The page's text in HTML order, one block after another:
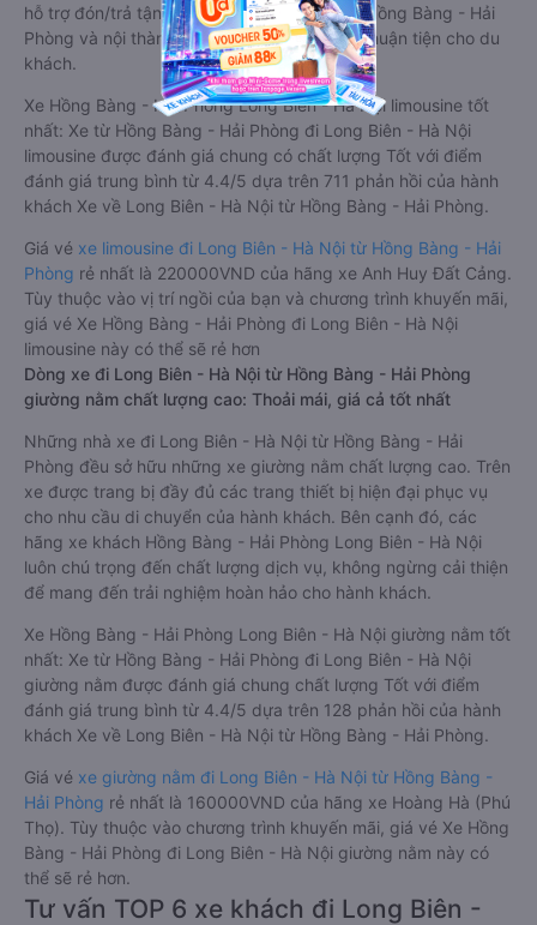
hỗ trợ đón/trả tận nơi miễn phí tại nội thành Hồng Bàng - Hải
Phòng và nội thành Long Biên - Hà Nội, rất thuận tiện cho du
khách.
Xe Hồng Bàng - Hải Phòng Long Biên - Hà Nội limousine tốt
nhất: Xe từ Hồng Bàng - Hải Phòng đi Long Biên - Hà Nội
limousine được đánh giá chung có chất lượng Tốt với điểm
đánh giá trung bình từ 4.4/5 dựa trên 711 phản hồi của hành
khách Xe về Long Biên - Hà Nội từ Hồng Bàng - Hải Phòng.
Giá vé xe limousine đi Long Biên - Hà Nội từ Hồng Bàng - Hải
Phòng rẻ nhất là 220000VND của hãng xe Anh Huy Đất Cảng.
Tùy thuộc vào vị trí ngồi của bạn và chương trình khuyến mãi,
giá vé Xe Hồng Bàng - Hải Phòng đi Long Biên - Hà Nội
limousine này có thể sẽ rẻ hơn
Dòng xe đi Long Biên - Hà Nội từ Hồng Bàng - Hải Phòng
giường nằm chất lượng cao: Thoải mái, giá cả tốt nhất
Những nhà xe đi Long Biên - Hà Nội từ Hồng Bàng - Hải
Phòng đều sở hữu những xe giường nằm chất lượng cao. Trên
xe được trang bị đầy đủ các trang thiết bị hiện đại phục vụ
cho nhu cầu di chuyển của hành khách. Bên cạnh đó, các
hãng xe khách Hồng Bàng - Hải Phòng Long Biên - Hà Nội
luôn chú trọng đến chất lượng dịch vụ, không ngừng cải thiện
để mang đến trải nghiệm hoàn hảo cho hành khách.
Xe Hồng Bàng - Hải Phòng Long Biên - Hà Nội giường nằm tốt
nhất: Xe từ Hồng Bàng - Hải Phòng đi Long Biên - Hà Nội
giường nằm được đánh giá chung chất lượng Tốt với điểm
đánh giá trung bình từ 4.4/5 dựa trên 128 phản hồi của hành
khách Xe về Long Biên - Hà Nội từ Hồng Bàng - Hải Phòng.
Giá vé xe giường nằm đi Long Biên - Hà Nội từ Hồng Bàng -
Hải Phòng rẻ nhất là 160000VND của hãng xe Hoàng Hà (Phú
Thọ). Tùy thuộc vào chương trình khuyến mãi, giá vé Xe Hồng
Bàng - Hải Phòng đi Long Biên - Hà Nội giường nằm này có
thể sẽ rẻ hơn.
Tư vấn TOP 6 xe khách đi Long Biên -